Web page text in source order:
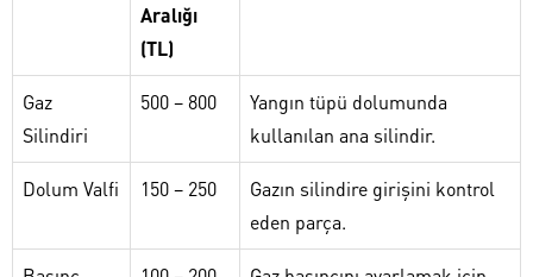
Aralığı
(TL)
Gaz
Silindiri
500 – 800
Yangın tüpü dolumunda
kullanılan ana silindir.
Dolum Valfi 150 – 250
Gazın silindire girişini kontrol
eden parça.